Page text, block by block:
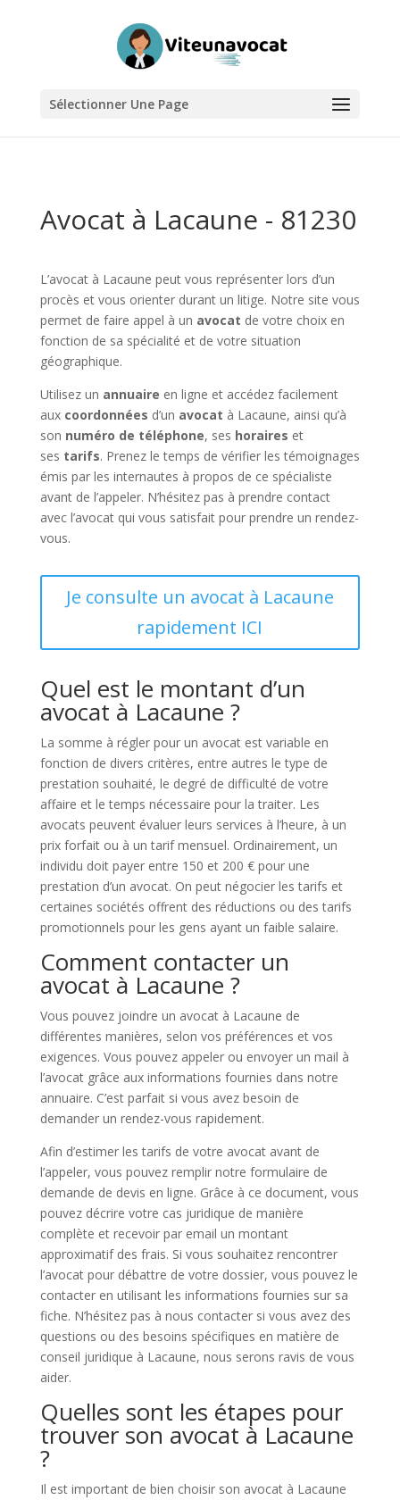
Sélectionner Une Page
Avocat à Lacaune - 81230
L’avocat à Lacaune peut vous représenter lors d’un
procès et vous orienter durant un litige. Notre site vous
permet de faire appel à un avocat de votre choix en
fonction de sa spécialité et de votre situation
géographique.
Utilisez un annuaire en ligne et accédez facilement
aux coordonnées d’un avocat à Lacaune, ainsi qu’à
son numéro de téléphone, ses horaires et
ses tarifs. Prenez le temps de vérifier les témoignages
émis par les internautes à propos de ce spécialiste
avant de l’appeler. N’hésitez pas à prendre contact
avec l’avocat qui vous satisfait pour prendre un rendez-
vous.
Je consulte un avocat à Lacaune
rapidement ICI
Quel est le montant d’un
avocat à Lacaune ?
La somme à régler pour un avocat est variable en
fonction de divers critères, entre autres le type de
prestation souhaité, le degré de difficulté de votre
affaire et le temps nécessaire pour la traiter. Les
avocats peuvent évaluer leurs services à l’heure, à un
prix forfait ou à un tarif mensuel. Ordinairement, un
individu doit payer entre 150 et 200 € pour une
prestation d’un avocat. On peut négocier les tarifs et
certaines sociétés offrent des réductions ou des tarifs
promotionnels pour les gens ayant un faible salaire.
Comment contacter un
avocat à Lacaune ?
Vous pouvez joindre un avocat à Lacaune de
différentes manières, selon vos préférences et vos
exigences. Vous pouvez appeler ou envoyer un mail à
l’avocat grâce aux informations fournies dans notre
annuaire. C’est parfait si vous avez besoin de
demander un rendez-vous rapidement.
Afin d’estimer les tarifs de votre avocat avant de
l’appeler, vous pouvez remplir notre formulaire de
demande de devis en ligne. Grâce à ce document, vous
pouvez décrire votre cas juridique de manière
complète et recevoir par email un montant
approximatif des frais. Si vous souhaitez rencontrer
l’avocat pour débattre de votre dossier, vous pouvez le
contacter en utilisant les informations fournies sur sa
fiche. N’hésitez pas à nous contacter si vous avez des
questions ou des besoins spécifiques en matière de
conseil juridique à Lacaune, nous serons ravis de vous
aider.
Quelles sont les étapes pour
trouver son avocat à Lacaune
?
Il est important de bien choisir son avocat à Lacaune